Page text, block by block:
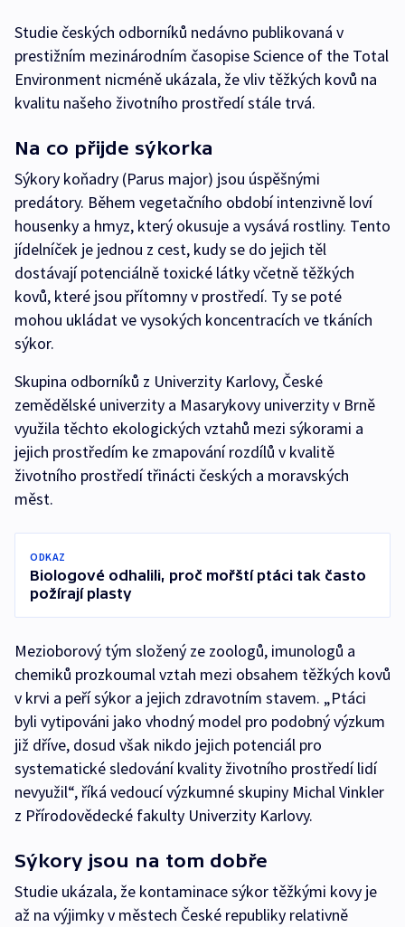
Studie českých odborníků nedávno publikovaná v
prestižním mezinárodním časopise Science of the Total
Environment nicméně ukázala, že vliv těžkých kovů na
kvalitu našeho životního prostředí stále trvá.
Na co přijde sýkorka
Sýkory koňadry (Parus major) jsou úspěšnými
predátory. Během vegetačního období intenzivně loví
housenky a hmyz, který okusuje a vysává rostliny. Tento
jídelníček je jednou z cest, kudy se do jejich těl
dostávají potenciálně toxické látky včetně těžkých
kovů, které jsou přítomny v prostředí. Ty se poté
mohou ukládat ve vysokých koncentracích ve tkáních
sýkor.
Skupina odborníků z Univerzity Karlovy, České
zemědělské univerzity a Masarykovy univerzity v Brně
využila těchto ekologických vztahů mezi sýkorami a
jejich prostředím ke zmapování rozdílů v kvalitě
životního prostředí třinácti českých a moravských
měst.
ODKAZ
Biologové odhalili, proč mořští ptáci tak často
požírají plasty
Mezioborový tým složený ze zoologů, imunologů a
chemiků prozkoumal vztah mezi obsahem těžkých kovů
v krvi a peří sýkor a jejich zdravotním stavem. „Ptáci
byli vytipováni jako vhodný model pro podobný výzkum
již dříve, dosud však nikdo jejich potenciál pro
systematické sledování kvality životního prostředí lidí
nevyužil“, říká vedoucí výzkumné skupiny Michal Vinkler
z Přírodovědecké fakulty Univerzity Karlovy.
Sýkory jsou na tom dobře
Studie ukázala, že kontaminace sýkor těžkými kovy je
až na výjimky v městech České republiky relativně